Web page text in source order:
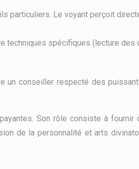
particuliers. Le voyant perçoit
techniques spécifiques (lecture des
conseiller respecté des
Son rôle consiste à
de la personnalité et arts